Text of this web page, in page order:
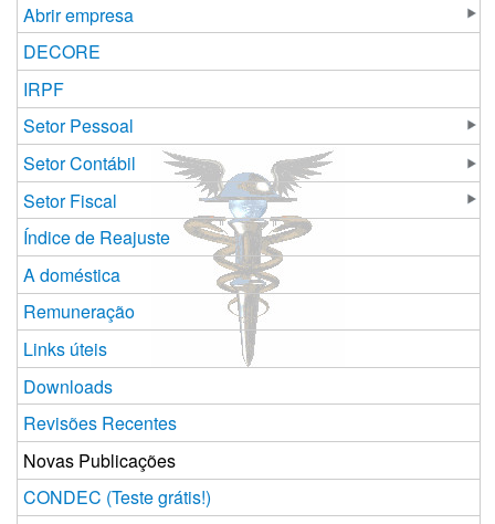
Abrir empresa
DECORE
IRPF
Setor Pessoal
Setor Contábil
Setor Fiscal
Índice de Reajuste
A doméstica
Remuneração
Links úteis
Downloads
Revisões Recentes
Novas Publicações
CONDEC (Teste grátis!)